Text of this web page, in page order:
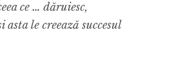
ce … dăruiesc,
asta le creează succesul